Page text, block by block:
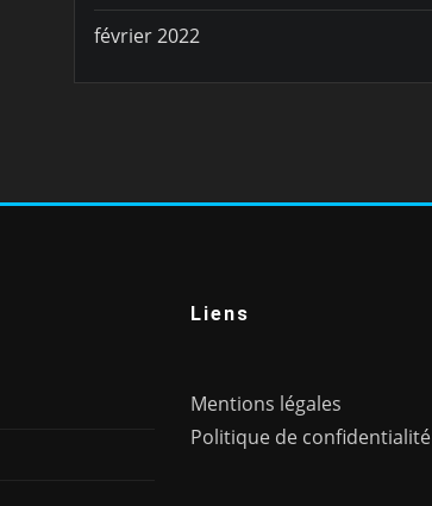
février 2022
Liens
Mentions légales
Politique de confidentialité